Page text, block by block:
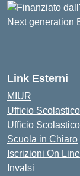
Link Esterni
MIUR
Ufficio
Ufficio
Scuola in Chiaro
Iscrizioni On Line
Invalsi